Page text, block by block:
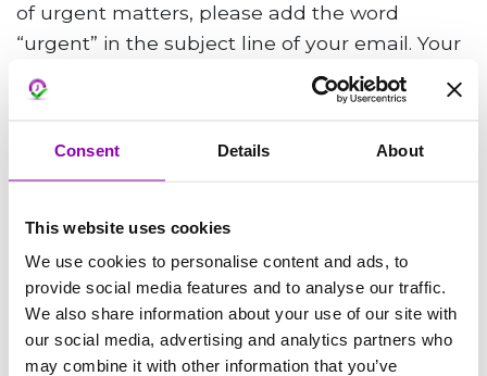
Consent Details About
This website uses cookies
We use cookies to personalise content and ads, to
provide social media features and to analyse our traffic.
We also share information about your use of our site with
our social media, advertising and analytics partners who
may combine it with other information that you’ve
of urgent matters, please add the word
“urgent” in the subject line of your email. Your
message will be flagged as high priority and,
after an initial triage, the team will respond as
If you do not find an answer to what you were
looking for, contact us at
support@bookyway.com